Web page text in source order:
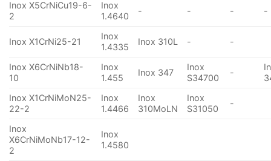
Inox X5CrNiCu19-6-
2
Inox
1.4640
- - - -
Inox X1CrNi25-21
Inox
1.4335
Inox 310L - -
Inox X6CrNiNb18-
10
Inox
1.455
Inox 347
Inox
S34700
-
Inox X1CrNiMoN25-
22-2
Inox
1.4466
Inox
310MoLN
Inox
S31050
-
Inox
X6CrNiMoNb17-12-
2
Inox
1.4580